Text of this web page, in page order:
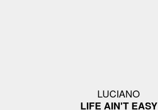
LUCIANO
LIFE AIN'T EASY